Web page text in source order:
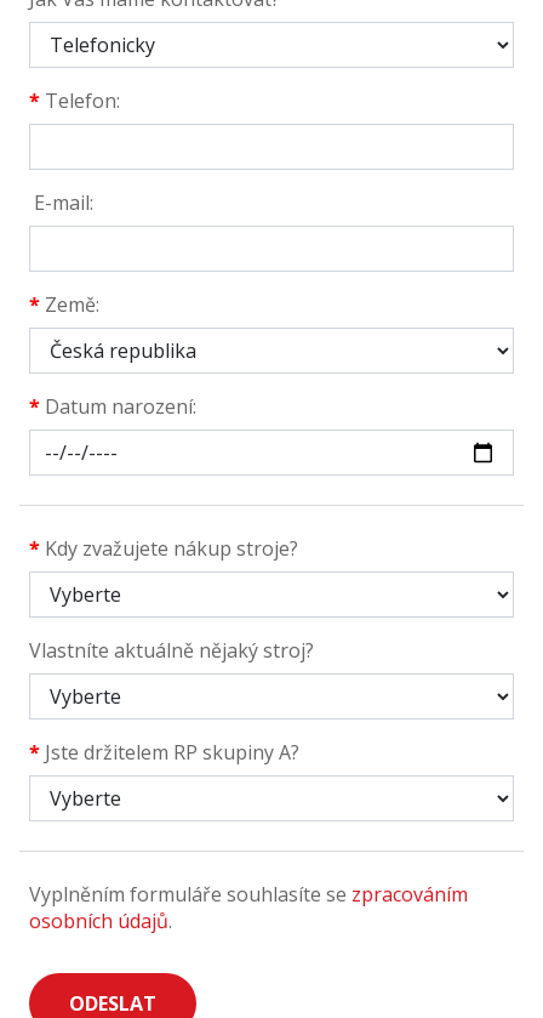
* Telefon:
E-mail:
* Země:
* Datum narození:
* Kdy zvažujete nákup stroje?
Vlastníte aktuálně nějaký stroj?
* Jste držitelem RP skupiny A?
Vyplněním formuláře souhlasíte se zpracováním
osobních údajů.
ODESLAT